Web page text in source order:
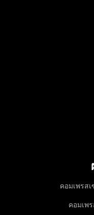
คอมเพรส
คอมเพ